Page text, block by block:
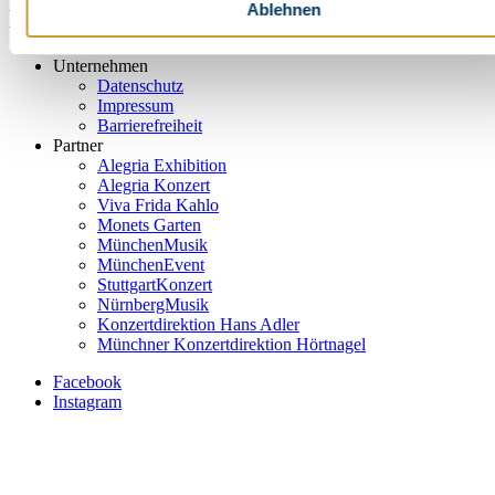
Ablehnen
Footer Service Menu TUT
Unternehmen
Datenschutz
Impressum
Barrierefreiheit
Partner
Alegria Exhibition
Alegria Konzert
Viva Frida Kahlo
Monets Garten
MünchenMusik
MünchenEvent
StuttgartKonzert
NürnbergMusik
Konzertdirektion Hans Adler
Münchner Konzertdirektion Hörtnagel
Facebook
Instagram